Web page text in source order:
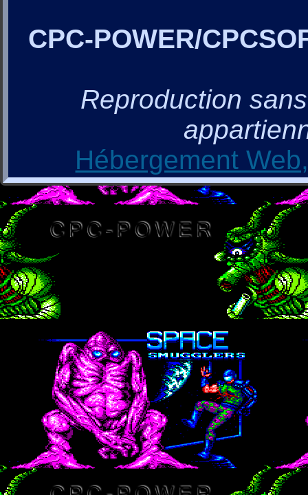
CPC-POWER/
Reproduction
Hébergement